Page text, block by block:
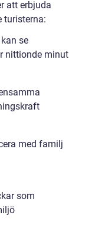
att erbjuda
turisterna:
se
nittionde minut
med familj
som